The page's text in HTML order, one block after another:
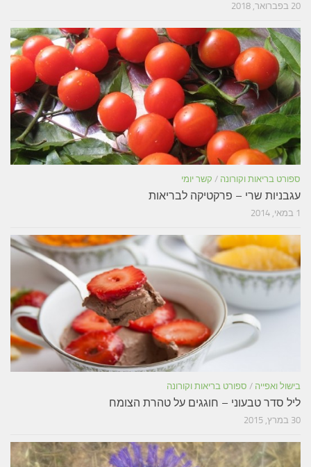
20 בפברואר, 2018
ספורט בריאות וקורונה / קשר יומי
עגבניות שרי – פרקטיקה לבריאות
1 במאי, 2014
בישול ואפייה / ספורט בריאות וקורונה
ליל סדר טבעוני – חוגגים על טהרת הצומח
30 במרץ, 2015